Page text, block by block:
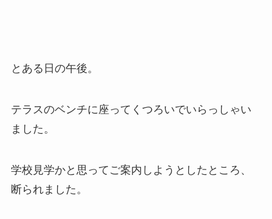
とある日の午後。
テラスのベンチに座ってくつろいでいらっしゃい
ました。
学校見学かと思ってご案内しようとしたところ、
断られました。